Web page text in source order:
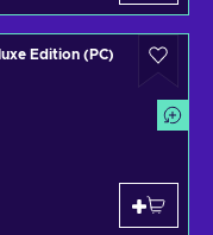
Edition (PC)